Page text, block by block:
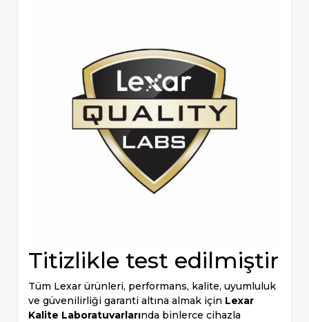
Titizlikle test edilmiştir
Tüm Lexar ürünleri, performans, kalite, uyumluluk
ve güvenilirliği garanti altına almak için Lexar
Kalite Laboratuvarlarında binlerce cihazla